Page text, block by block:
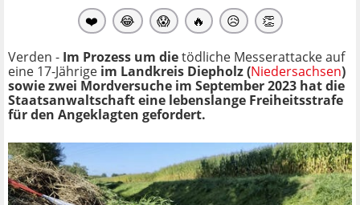
❤️ 😂 😱 🔥 😥 👏
Verden - Im Prozess um dietödliche Messerattacke auf
eine 17-Jährige im Landkreis Diepholz (Niedersachsen)
sowie zwei Mordversuche im September 2023 hat die
Staatsanwaltschaft eine lebenslange Freiheitsstrafe
für den Angeklagten gefordert.